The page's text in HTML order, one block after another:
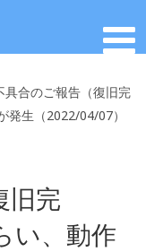
具合のご報告（復旧完
発生（2022/04/07）
旧完
い、動作